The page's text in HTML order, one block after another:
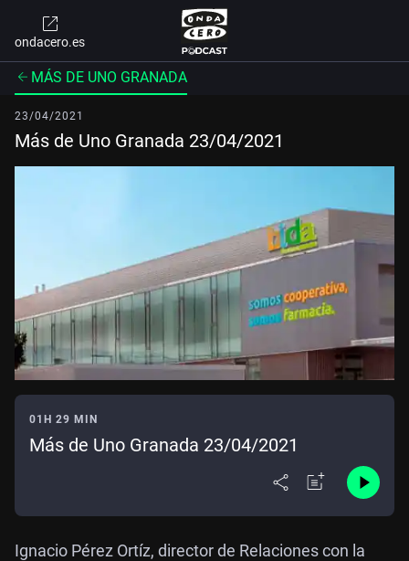
ondacero.es
MÁS DE UNO GRANADA
23/04/2021
Más de Uno Granada 23/04/2021
01H 29 MIN
Más de Uno Granada 23/04/2021
Ignacio Pérez Ortíz, director de Relaciones con la